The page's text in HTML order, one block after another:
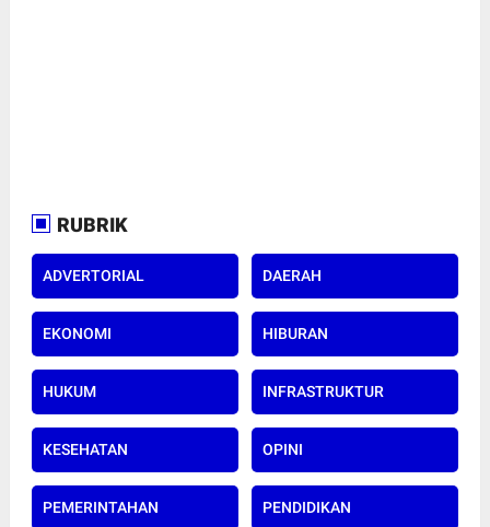
RUBRIK
ADVERTORIAL DAERAH
EKONOMI HIBURAN
HUKUM INFRASTRUKTUR
KESEHATAN OPINI
PEMERINTAHAN PENDIDIKAN